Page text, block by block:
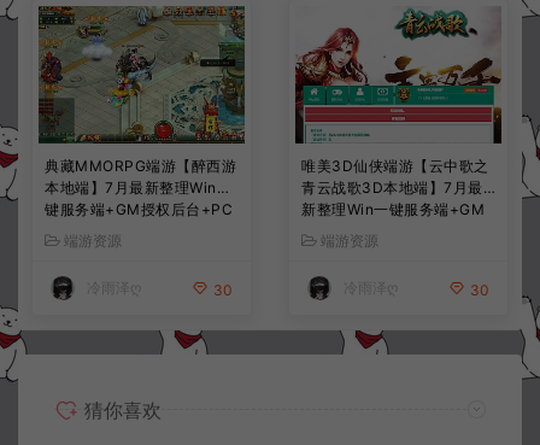
典藏MMORPG端游【醉西游
本地端】7月最新整理Win一
键服务端+GM授权后台+PC
客户端+详细搭建教程
端游资源
冷雨泽ღ 30
唯美3D仙侠端游【云中歌之
青云战歌3D本地端】7月最
新整理Win一键服务端+GM
工具+PC客户端+详细搭建教
端游资源
冷雨泽ღ 30
猜你喜欢